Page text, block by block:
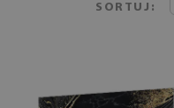
SORTUJ: